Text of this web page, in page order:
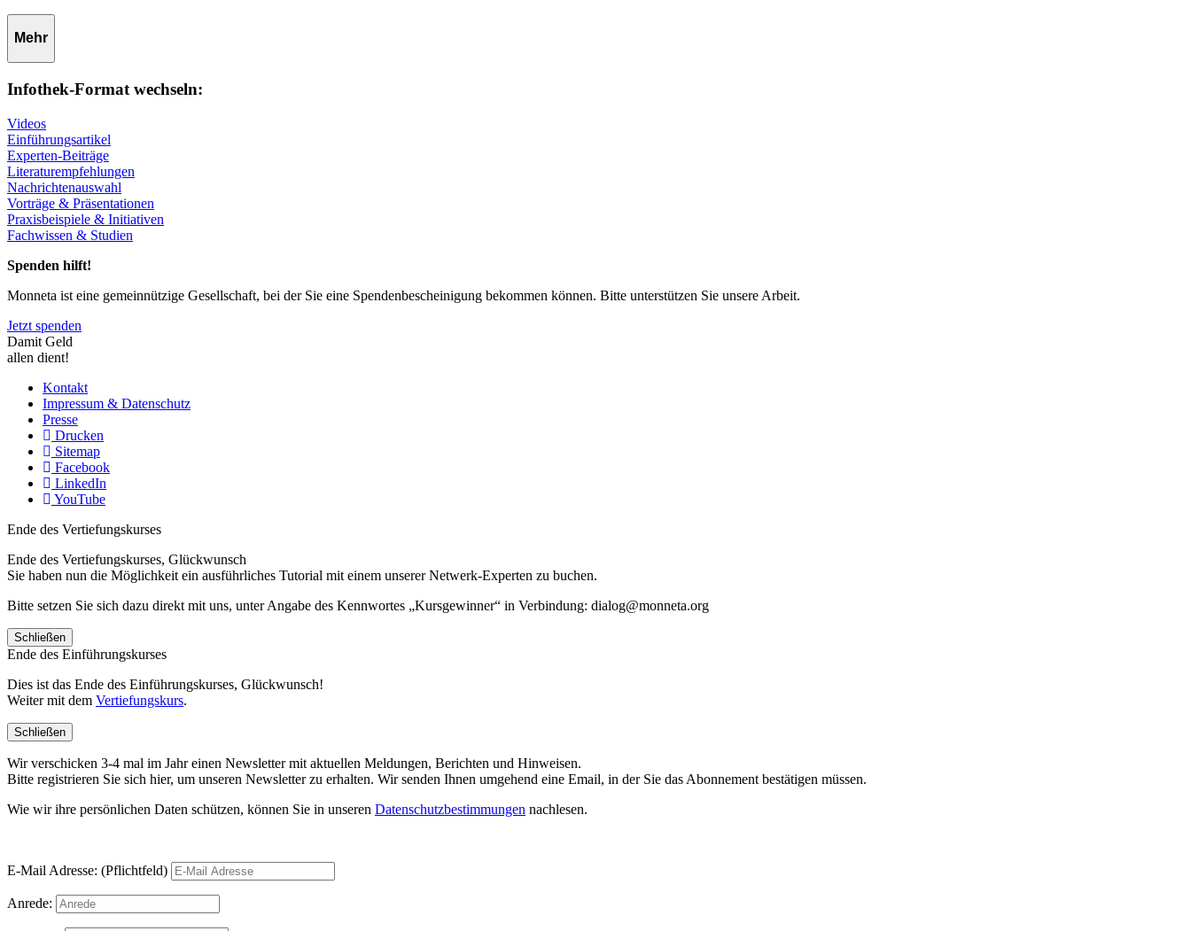
Mehr
Infothek-Format wechseln:
Videos
Einführungsartikel
Experten-Beiträge
Literaturempfehlungen
Nachrichtenauswahl
Vorträge & Präsentationen
Praxisbeispiele & Initiativen
Fachwissen & Studien
Spenden hilft!
Monneta ist eine gemeinnützige Gesellschaft, bei der Sie eine Spendenbescheinigung bekommen können. Bitte unterstützen Sie unsere Arbeit.
Jetzt spenden
Damit Geld
allen dient!
Kontakt
Impressum & Datenschutz
Presse
Drucken
Sitemap
Facebook
LinkedIn
YouTube
Ende des Vertiefungskurses
Ende des Vertiefungskurses, Glückwunsch
Sie haben nun die Möglichkeit ein ausführliches Tutorial mit einem unserer Netwerk-Experten zu buchen.
Bitte setzen Sie sich dazu direkt mit uns, unter Angabe des Kennwortes „Kursgewinner“ in Verbindung: dialog@monneta.org
Schließen
Ende des Einführungskurses
Dies ist das Ende des Einführungskurses, Glückwunsch!
Weiter mit dem Vertiefungskurs.
Schließen
Wir verschicken 3-4 mal im Jahr einen Newsletter mit aktuellen Meldungen, Berichten und Hinweisen.
Bitte registrieren Sie sich hier, um unseren Newsletter zu erhalten. Wir senden Ihnen umgehend eine Email, in der Sie das Abonnement bestätigen müssen.
Wie wir ihre persönlichen Daten schützen, können Sie in unseren Datenschutzbestimmungen nachlesen.
E-Mail Adresse: (Pflichtfeld)
Anrede: